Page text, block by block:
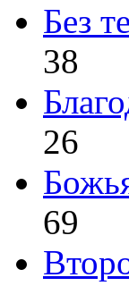
Без
38
26
69